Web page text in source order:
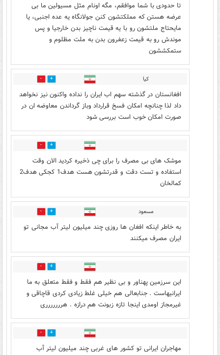
تا حدودی با شما موافقم، مگه اونام مثل مسیولین ما بی
عرضه هستن که مملکتشون کنن جولانگاه یه عده اجنبی، یا
مایحتاج ملتشون رو با یه قیمت ناچیز بدن خارجیا و پس
موندش رو به قیمت زعفرون بدن به ملت مظلوم و
ستمکششون
کیا 34
افغانستان در گذشته سهم اب ایران را نداده واکنون نیز نخواهد
داد لذا چنانچه امکان فسخ قرارداد وباز گرداندن معاوضه ان در
صورت امکان خوب است بررسی شود
40
موشک های بی مصرف را برای چی ذخیره کردید الان وقت
استفاده و تست دقت و قدرتشون هست هدف1 کجکی هدف2
کمالخان
مسعود 38
به خاطر اینکه افغان ها روزی چند میلیون لیتر آب مجانی تو
ایران مصرف میکنند
35
این سرزمین پهناور و بی نظیر هم فقط و فقط متعلق به ما
ایرانیهاست . جنابعالی هم خیلی غلط زیادی کردی قاچاقی و
غیرمجاز اومدی اینجا تازه زبونت هم درازه . هررررررری
2
مهاجران ایرانی تو کشور های غربی چند میلیون لیتر آب